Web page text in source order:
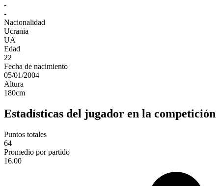
-
-
Nacionalidad
Ucrania
UA
Edad
22
Fecha de nacimiento
05/01/2004
Altura
180cm
Estadísticas del jugador en la competición
Puntos totales
64
Promedio por partido
16.00